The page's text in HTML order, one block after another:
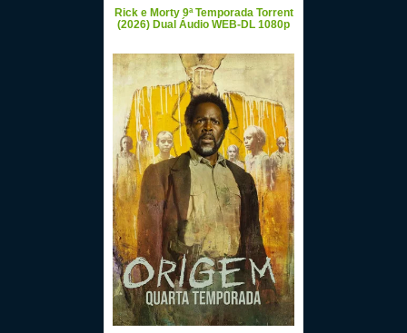
Rick e Morty 9ª Temporada Torrent
(2026) Dual Áudio WEB-DL 1080p